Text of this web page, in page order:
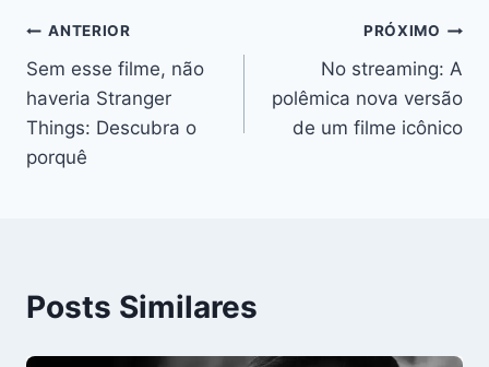
Navegação
de
Post
ANTERIOR
Sem esse filme, não
haveria Stranger
Things: Descubra o
porquê
PRÓXIMO
No streaming: A
polêmica nova versão
de um filme icônico
Posts Similares